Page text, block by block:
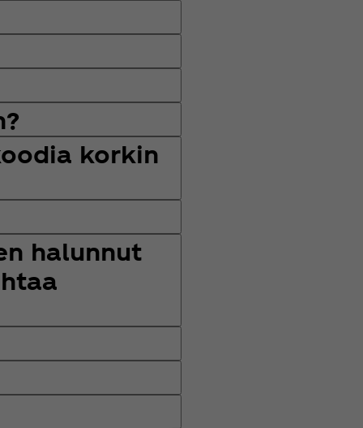
korkin
halunnut